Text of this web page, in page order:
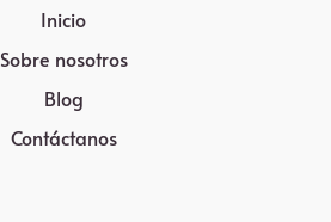
Inicio
Sobre nosotros
Blog
Contáctanos